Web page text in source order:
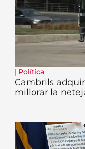
| Política
Cambrils
millorar la